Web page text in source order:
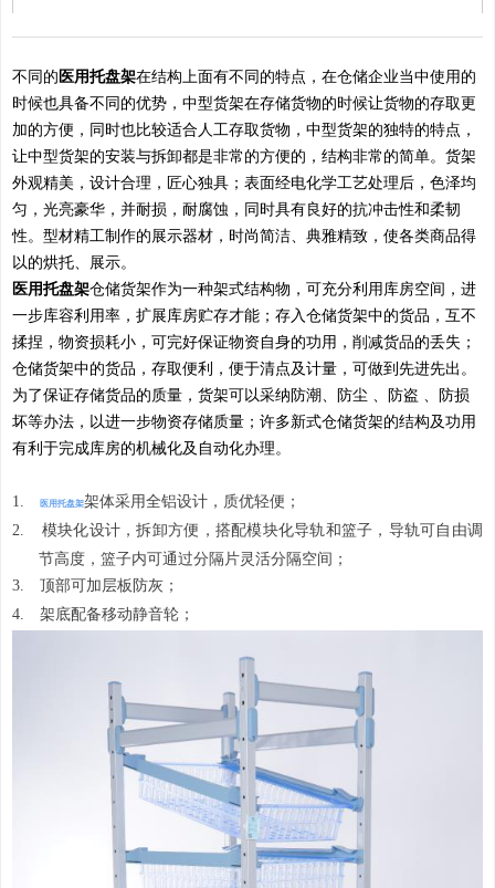
不同的 医用托盘架在结构上面有不同的特点，在仓储企业当中使用的
时候也具备不同的优势，中型货架在存储货物的时候让货物的存取更
加的方便，同时也比较适合人工存取货物，中型货架的独特的特点，
让中型货架的安装与拆卸都是非常的方便的，结构非常的简单。货架
外观精美，设计合理，匠心独具；表面经电化学工艺处理后，色泽均
匀，光亮豪华，并耐损，耐腐蚀，同时具有良好的抗冲击性和柔韧
性。型材精工制作的展示器材，时尚简洁、典雅精致，使各类商品得
以的烘托、展示。
医用托盘架仓储货架作为一种架式结构物，可充分利用库房空间，进
一步库容利用率，扩展库房贮存才能；存入仓储货架中的货品，互不
揉捏，物资损耗小，可完好保证物资自身的功用，削减货品的丢失；
仓储货架中的货品，存取便利，便于清点及计量，可做到先进先出。
为了保证存储货品的质量，货架可以采纳防潮、防尘 、防盗 、防损
坏等办法，以进一步物资存储质量；许多新式仓储货架的结构及功用
有利于完成库房的机械化及自动化办理。
1. 医用托盘架架体采用全铝设计，质优轻便；
2.
模块化设计，拆卸方便，搭配模块化导轨和篮子，导轨可自由调
节高度，篮子内可通过分隔片灵活分隔空间；
3.
顶部可加层板防灰；
4.
架底配备移动静音轮；